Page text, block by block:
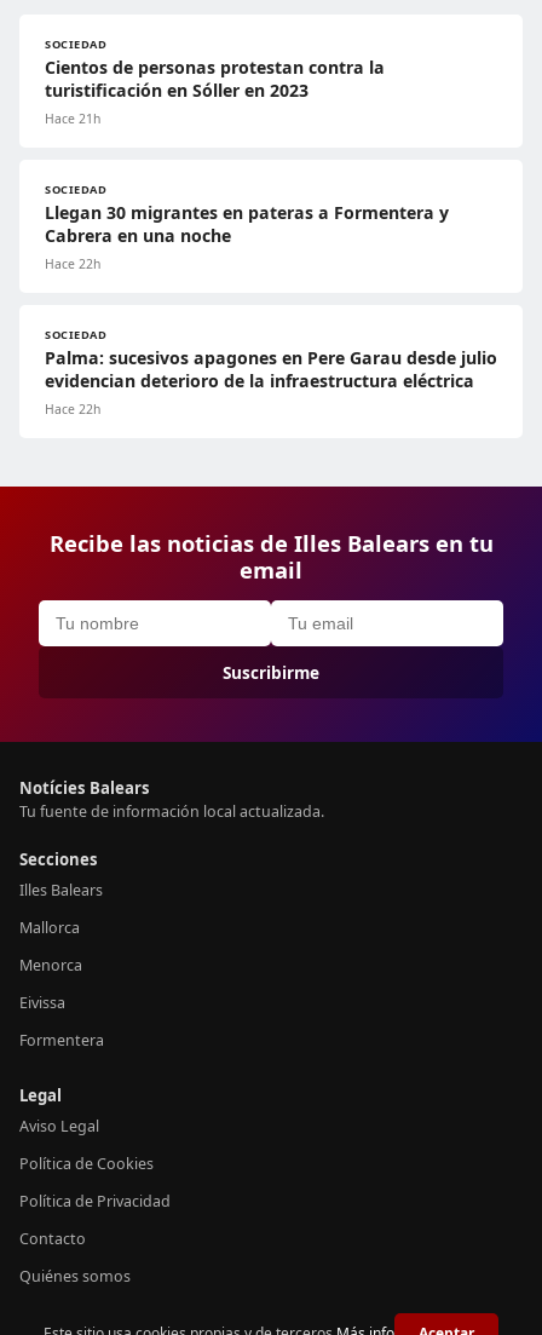
SOCIEDAD
Cientos de personas protestan contra la
turistificación en Sóller en 2023
Hace 21h
SOCIEDAD
Llegan 30 migrantes en pateras a Formentera y
Cabrera en una noche
Hace 22h
SOCIEDAD
Palma: sucesivos apagones en Pere Garau desde julio
evidencian deterioro de la infraestructura eléctrica
Hace 22h
Recibe las noticias de Illes Balears en tu
email
Suscribirme
Notícies Balears
Tu fuente de información local actualizada.
Secciones
Illes Balears
Mallorca
Menorca
Eivissa
Formentera
Legal
Aviso Legal
Política de Cookies
Política de Privacidad
Contacto
Quiénes somos